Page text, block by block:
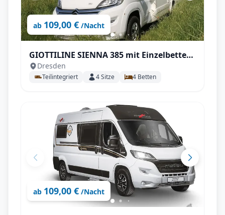
ab 109,00 € /Nacht
GIOTTILINE SIENNA 385 mit Einzelbetten,
Isofix uvm,
Dresden
Teilintegriert 4Sitze 4 Betten
ab 109,00 € /Nacht